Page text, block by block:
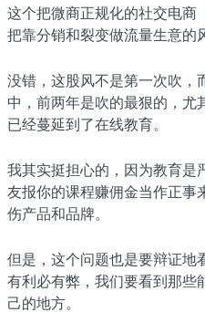
这个把微商正规化的社交电商
把靠分销和裂变做流量生意的
没错，这股风不是第一次吹，
中，前两年是吹的最狠的，尤
已经蔓延到了在线教育。
我其实挺担心的，因为教育是
友报你的课程赚佣金当作正事
伤产品和品牌。
但是，这个问题也是要辩证地
有利必有弊，我们要看到那些
己的地方。